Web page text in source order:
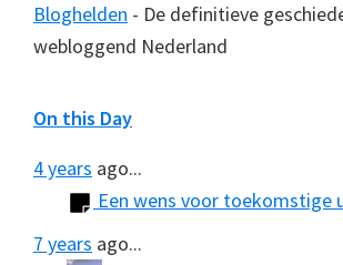
Bloghelden - De definitieve
webloggend Nederland
On this Day
4 years ago...
Een wens voor toekomstige
7 years ago...